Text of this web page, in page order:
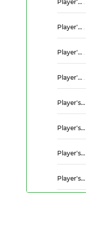
Player's .
Player's .
Player's .
Player's .
Player's
Player's
Player's
Player's